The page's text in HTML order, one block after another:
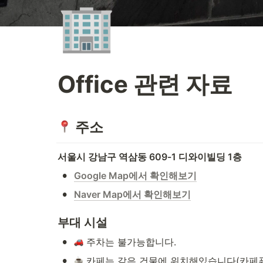
🏢
Office 관련 자료
주소
서울시 강남구 역삼동 609-1 디와이빌딩 1층
• Google Map에서 확인해보기
• Naver Map에서 확인해보기
부대 시설
• 주차는 불가능합니다.